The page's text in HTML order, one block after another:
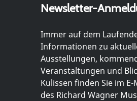
Newsletter-
Immer auf dem
Informationen zu
Ausstellungen,
Veranstaltungen und
Kulissen finden Sie im
des Richard Wagner